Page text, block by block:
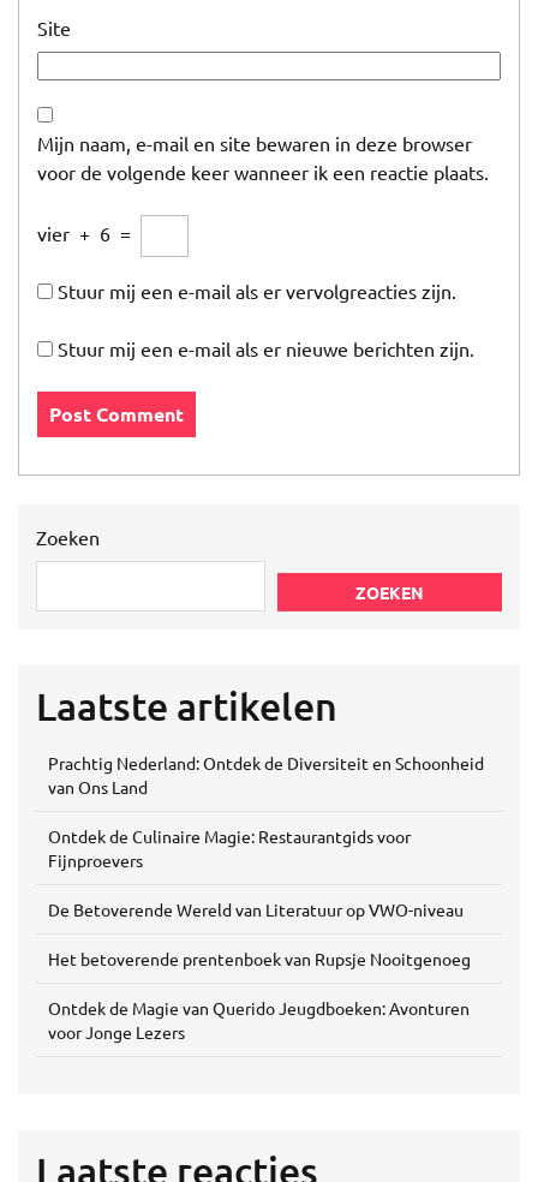
Site
Mijn naam, e-mail en site bewaren in deze browser
voor de volgende keer wanneer ik een reactie plaats.
vier + 6 =
Stuur mij een e-mail als er vervolgreacties zijn.
Stuur mij een e-mail als er nieuwe berichten zijn.
Zoeken
ZOEKEN
Laatste artikelen
Prachtig Nederland: Ontdek de Diversiteit en Schoonheid
van Ons Land
Ontdek de Culinaire Magie: Restaurantgids voor
Fijnproevers
De Betoverende Wereld van Literatuur op VWO-niveau
Het betoverende prentenboek van Rupsje Nooitgenoeg
Ontdek de Magie van Querido Jeugdboeken: Avonturen
voor Jonge Lezers
Laatste reacties